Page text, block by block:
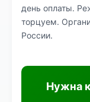
день оплаты.
торцуем.
России.
Нужна